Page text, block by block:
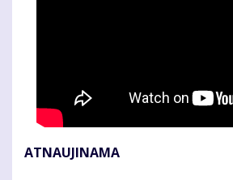
ATNAUJINAMA